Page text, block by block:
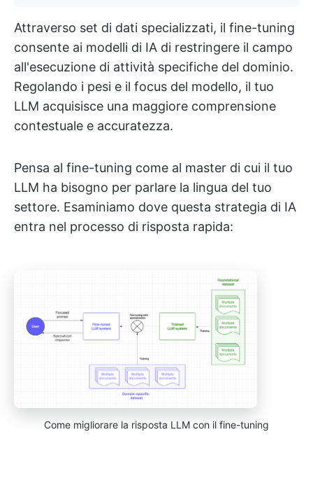
Attraverso set di dati specializzati, il fine-tuning
consente ai modelli di IA di restringere il campo
all'esecuzione di attività specifiche del dominio.
Regolando i pesi e il focus del modello, il tuo
LLM acquisisce una maggiore comprensione
contestuale e accuratezza.
Pensa al fine-tuning come al master di cui il tuo
LLM ha bisogno per parlare la lingua del tuo
settore. Esaminiamo dove questa strategia di IA
entra nel processo di risposta rapida:
Come migliorare la risposta LLM con il fine-tuning